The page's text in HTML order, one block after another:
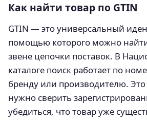
Как найти товар по GTIN
GTIN — это универсальный
помощью которого можно
звене цепочки поставок. В
каталоге поиск работает по
бренду или производителю. Это
нужно сверить
убедиться, что товар уже